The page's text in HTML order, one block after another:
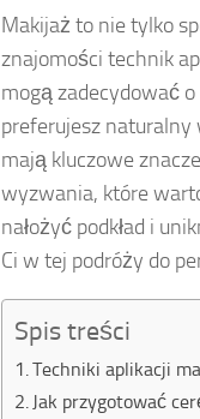
Makijaż to nie tylko
znajomości technik
mogą zadecydować
preferujesz
mają kluczowe
wyzwania, które
nałożyć podkład i
Ci w tej podróży do
Spis treści
Techniki aplikacji
Jak przygotować